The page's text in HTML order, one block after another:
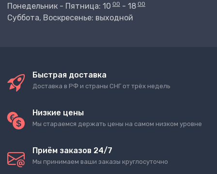
Понедельник - Пятница: 10 00 - 18 00
Суббота, Воскресенье: выходной
Быстрая доставка
Доставка в РФ и страны СНГ от трёх недель
Низкие цены
Мы стараемся держать цены на самом низком уровне
Приём заказов 24/7
Мы принимаем ваши заказы круглосуточно